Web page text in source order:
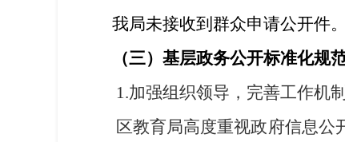
我局未接收到群众申请公开件。
（三）基层政务公开标准化规
1.加强组织领导，完善工作机制
区教育局高度重视政府信息公